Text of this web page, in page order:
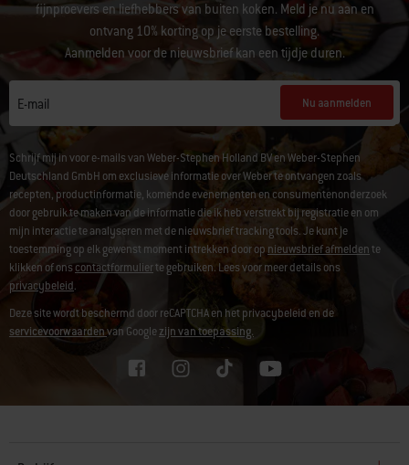
fijnproevers en liefhebbers van buiten koken. Meld je nu aan en
ontvang 10% korting op je eerste bestelling.
Aanmelden voor de nieuwsbrief kan een tijdje duren.
E-mail Nu aanmelden
Schrijf mij in voor e-mails van Weber-Stephen Holland BV en Weber-Stephen
Deutschland GmbH om exclusieve informatie over Weber te ontvangen zoals
recepten, productinformatie, komende evenementen en consumentenonderzoek
door gebruik te maken van de informatie die ik heb verstrekt bij registratie en om
mijn interactie te analyseren met de nieuwsbrief tracking tools. Je kunt je
toestemming op elk gewenst moment intrekken door op nieuwsbrief afmeldente
klikken of ons contactformulierte gebruiken. Lees voor meer details ons
privacybeleid.
Deze site wordt beschermd door reCAPTCHA en het privacybeleid en de
servicevoorwaardenvan Googlezijn van toepassing.